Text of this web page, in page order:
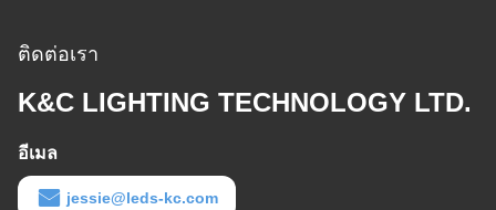
ติดต่อเรา
K&C LIGHTING TECHNOLOGY LTD.
อีเมล
jessie@leds-kc.com